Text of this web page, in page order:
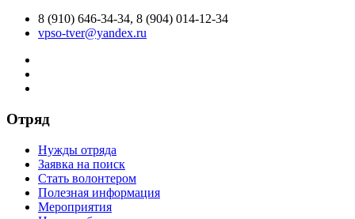
8 (910) 646-34-34, 8 (904) 014-12-34
vpso-tver@yandex.ru
Отряд
Нужды отряда
Заявка на поиск
Стать волонтером
Полезная информация
Мероприятия